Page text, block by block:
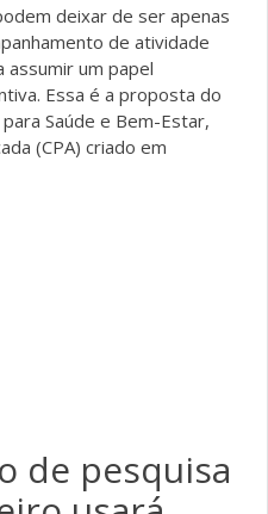
deixar de ser apenas
de atividade
assumir um papel
Essa é a proposta do
Saúde e Bem-Estar,
(CPA) criado em
de pesquisa